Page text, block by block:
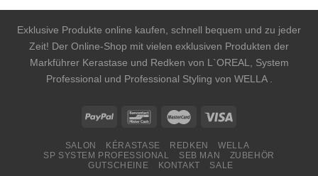
Exklusive Produkte online kaufen, schnell bequem und zu jeder
Zeit! Der Online-Shop mit vielen exklusiven Produkten der
Markführer Kerastase und Redken von L`OREAL, System
Professional und Professional Styling von WELLA .
SALON KÉRASTASE REDKEN
WELLA
SP SYSTEM PROFESSIONAL
SEB MAN
ZUBEHÖR
GUTSCHEINE
KONTAKT SALE